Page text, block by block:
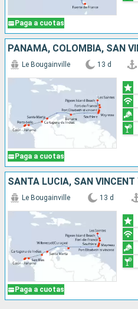
Paga a cuotas
Paga a cuotas
Le Bougainville 13 d
Paga a cuotas
Le Bougainville 13 d